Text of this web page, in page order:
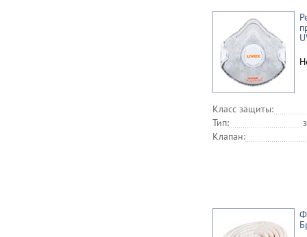
Класс защиты:
Тип:
Клапан: